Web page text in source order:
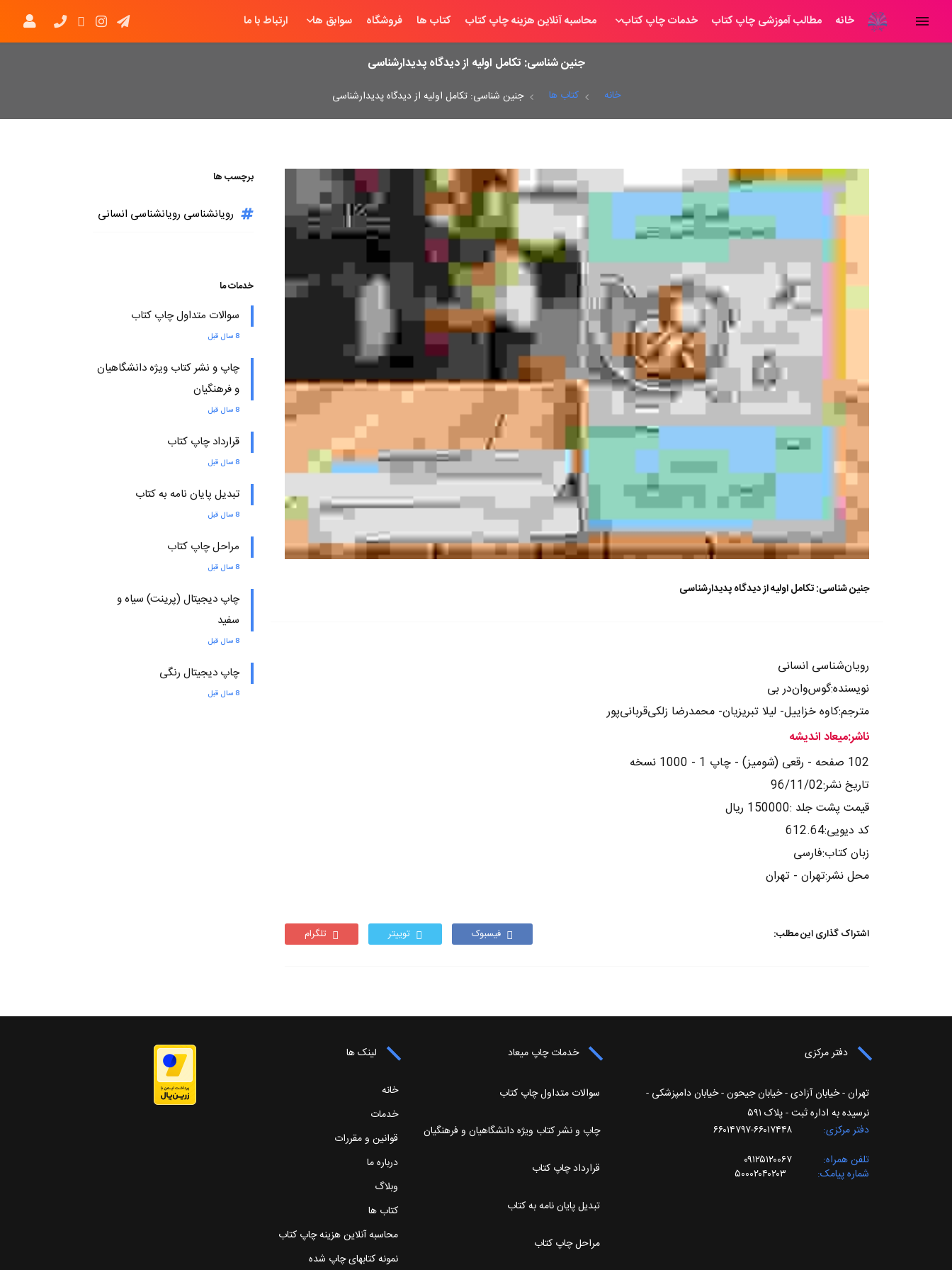
خانه مطالب آموزشی چاپ کتاب خدمات چاپ کتاب محاسبه آنلاین هزینه چاپ کتاب کتاب ها فروشگاه سوابق ها ارتباط با ما
جنین شناسی: تکامل اولیه از دیدگاه پدیدارشناسی
خانه کتاب ها جنین شناسی: تکامل اولیه از دیدگاه پدیدارشناسی
جنین شناسی: تکامل اولیه از دیدگاه پدیدارشناسی
رویان‌شناسی انسانی
نویسنده:گوس‌وان‌‌در بی
مترجم:کاوه خزاییل- لیلا تبریزیان- محمدرضا زلکی‌قربانی‌پور
ناشر:میعاد اندیشه
102 صفحه - رقعی (شومیز) - چاپ 1 - 1000 نسخه
تاریخ نشر:96/11/02
قیمت پشت جلد :150000 ریال
کد دیویی:612.64
زبان کتاب:فارسی
محل نشر:تهران - تهران
اشتراک گذاری این مطلب: فیسبوک توییتر تلگرام
برچسب ها
رویانشناسی رویانشناسی انسانی
خدمات ما
سوالات متداول چاپ کتاب
8 سال قبل
چاپ و نشر کتاب ویژه دانشگاهیان
و فرهنگیان
8 سال قبل
قرارداد چاپ کتاب
8 سال قبل
تبدیل پایان نامه به کتاب
8 سال قبل
مراحل چاپ کتاب
8 سال قبل
چاپ دیجیتال (پرینت) سیاه و
سفید
8 سال قبل
چاپ دیجیتال رنگی
8 سال قبل
دفتر مرکزی
تهران - خیابان آزادی - خیابان جیحون - خیابان دامپزشکی -
نرسیده به اداره ثبت - پلاک ۵۹۱
دفتر مرکزی
۶۶۰۱۷۴۴۸-۶۶۰۱۴۷۹۷
تلفن همراه
۰۹۱۲۵۱۲۰۰۶۷
شماره پیامک
۵۰۰۰۲۰۴۰۲۰۳
خدمات چاپ میعاد
سوالات متداول چاپ کتاب
چاپ و نشر کتاب ویژه دانشگاهیان و فرهنگیان
قرارداد چاپ کتاب
تبدیل پایان نامه به کتاب
مراحل چاپ کتاب
لینک ها
خانه
خدمات
قوانین و مقررات
درباره ما
وبلاگ
کتاب ها
محاسبه آنلاین هزینه چاپ کتاب
نمونه کتابهای چاپ شده